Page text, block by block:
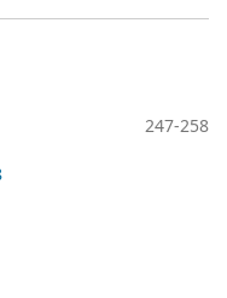
247-258